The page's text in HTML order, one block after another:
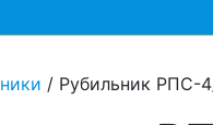
/ Рубильник РПС-